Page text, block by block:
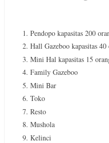
Pendopo kapasitas 200
Hall Gazeboo kapasitas 40
Mini Hal kapasitas 15
Family Gazeboo
Mini Bar
Toko
Resto
Mushola
Kelinci